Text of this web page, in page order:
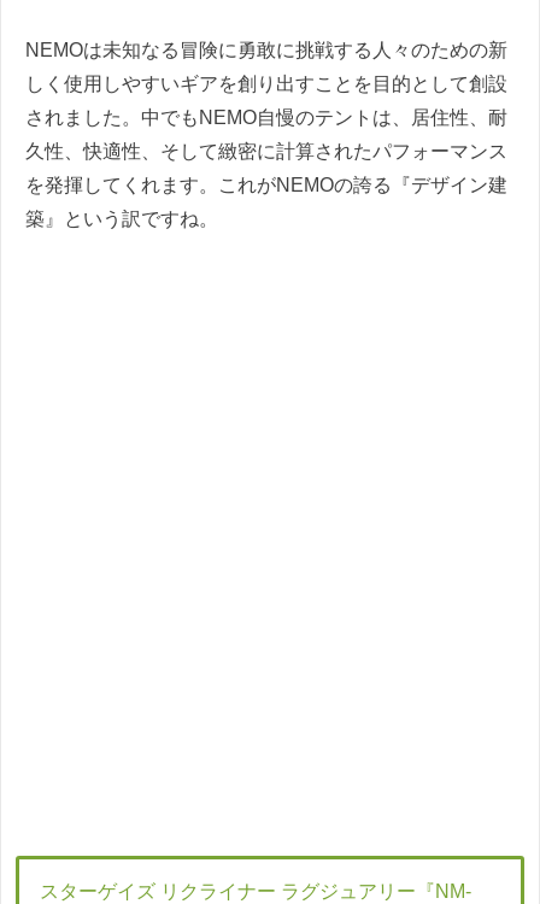
NEMOは未知なる冒険に勇敢に挑戦する人々のための新
しく使用しやすいギアを創り出すことを目的として創設
されました。中でもNEMO自慢のテントは、居住性、耐
久性、快適性、そして緻密に計算されたパフォーマンス
を発揮してくれます。これがNEMOの誇る『デザイン建
築』という訳ですね。
スターゲイズ リクライナー ラグジュアリー『NM-